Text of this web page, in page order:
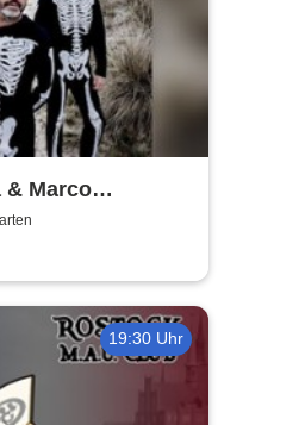
& Marco
Between the
19:30 Uhr